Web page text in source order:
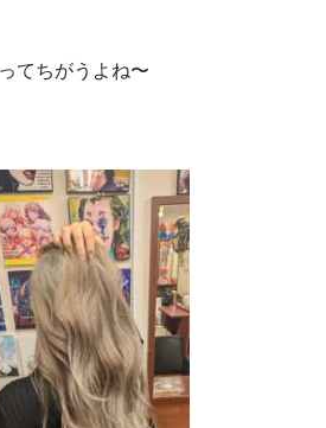
てちがうよね〜